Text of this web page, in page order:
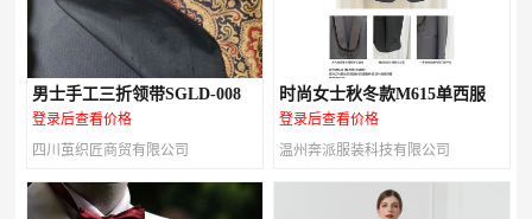
男士手工三折领带SGLD-008
登录后查看价格
四川茧织匠商贸有限公司
时尚女士秋冬款M615单西服
登录后查看价格
温州奔派服装科技有限公司